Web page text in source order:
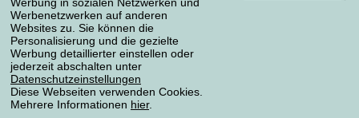
Werbenetzwerken auf anderen
Websites zu. Sie können die
Personalisierung und die gezielte
Werbung detaillierter einstellen oder
jederzeit abschalten unter
Datenschutzeinstellungen
Diese Webseiten verwenden Cookies.
Mehrere Informationen hier.
Zahlungsmethoden
Zuverlässiger Shop